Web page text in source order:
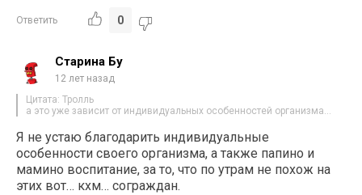
Ответить 0
Старина Бу
12 лет назад
Цитата: Тролль
а это уже зависит от индивидуальных особенностей организма…
Я не устаю благодарить индивидуальные
особенности своего организма, а также папино и
мамино воспитание, за то, что по утрам не похож на
этих вот… кхм… сограждан.